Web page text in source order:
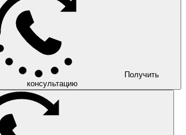
Получить
консультацию